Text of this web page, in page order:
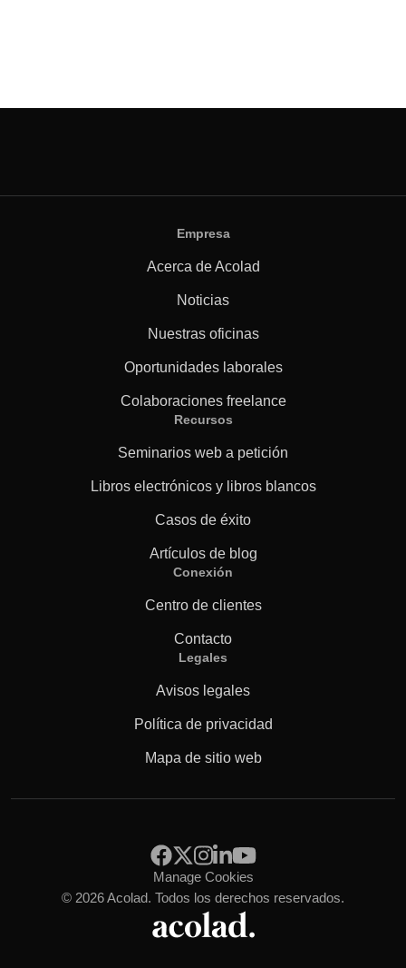
Empresa
Acerca de Acolad
Noticias
Nuestras oficinas
Oportunidades laborales
Colaboraciones freelance
Recursos
Seminarios web a petición
Libros electrónicos y libros blancos
Casos de éxito
Artículos de blog
Conexión
Centro de clientes
Contacto
Legales
Avisos legales
Política de privacidad
Mapa de sitio web
© 2026 Acolad. Todos los derechos reservados.
Manage Cookies